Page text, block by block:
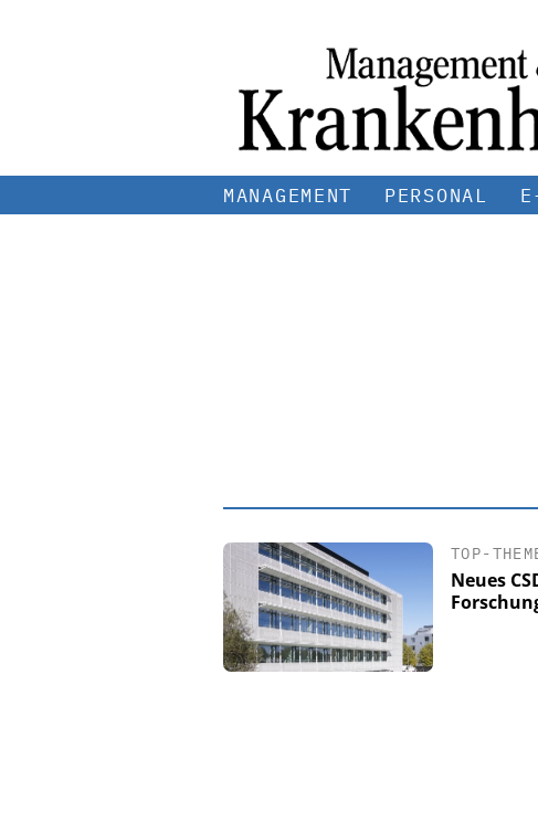
MANAGEMENT PERSONAL
TOP-
Neues